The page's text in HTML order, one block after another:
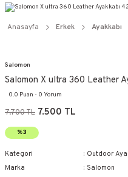
Anasayfa Erkek Ayakkabı
Salomon
Salomon X ultra 360 Leather
0.0 Puan - 0 Yorum
7.700 TL 7.500 TL
%3
Kategori
Outdoor
Marka
Salomon